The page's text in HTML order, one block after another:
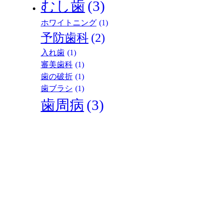
むし歯 (3)
ホワイトニング (1)
予防歯科 (2)
入れ歯 (1)
審美歯科 (1)
歯の破折 (1)
歯ブラシ (1)
歯周病 (3)